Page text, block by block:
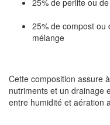
25% de perlite ou
25% de compost ou
mélange
Cette composition assure
nutriments et un drainage
entre humidité et aération